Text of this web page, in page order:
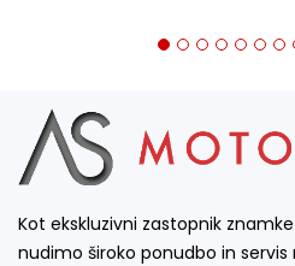
Kot ekskluzivni zastopnik
nudimo široko ponudbo in